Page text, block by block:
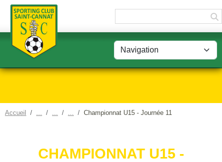
Accueil Championnat U15 - Journée 11
CHAMPIONNAT U15 -
Panneau de gestion des cookies